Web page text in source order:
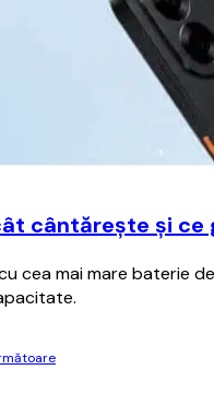
cântărește și
cea mai mare baterie